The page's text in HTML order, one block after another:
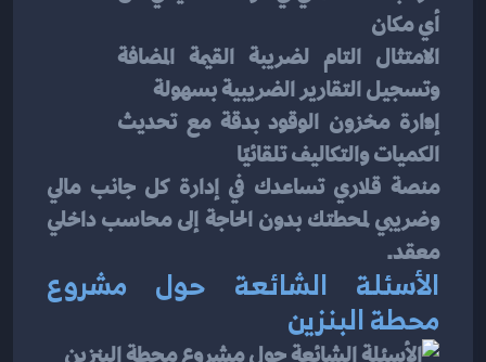
أي مكان
الامتثال التام لضريبة القيمة المضافة
وتسجيل التقارير الضريبية بسهولة
الكميات والتكاليف تلقائيًا
معقد.
محطة البنزين